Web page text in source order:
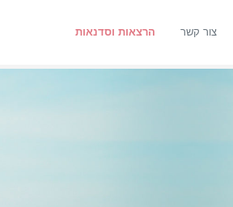
צור קשר הרצאות וסדנאות